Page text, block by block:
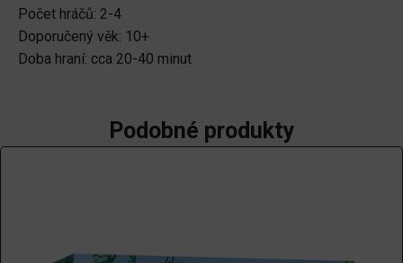
Počet hráčů: 2-4
Doporučený věk: 10+
Doba hraní: cca 20-40 minut
Podobné produkty